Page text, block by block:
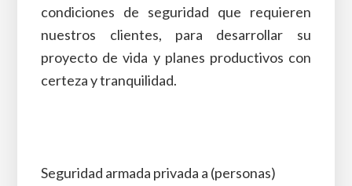
condiciones de seguridad que requieren
nuestros clientes, para desarrollar su
proyecto de vida y planes productivos con
certeza y tranquilidad.
Seguridad armada privada a (personas)